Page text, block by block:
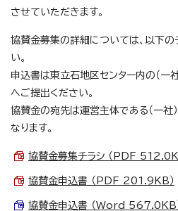
させていただきます。
協賛金募集の詳細については、以下の
い。
申込書は東立石地区センター内の（一
へご提出ください。
協賛金の宛先は運営主体である（一社
なります。
協賛金募集チラシ （PDF
協賛金申込書 （PDF 201.9KB）
協賛金申込書 （Word 567.0KB